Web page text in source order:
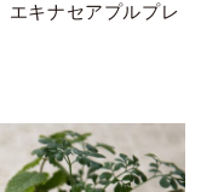
エキナセアプルプレ